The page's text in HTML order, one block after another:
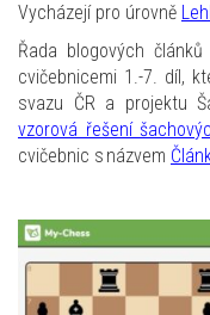
Vycházejí pro úrovně
Řada blogových
cvičebnicemi 1.-7. díl,
svazu ČR a projektu
vzorová řešení
cvičebnic s názvem